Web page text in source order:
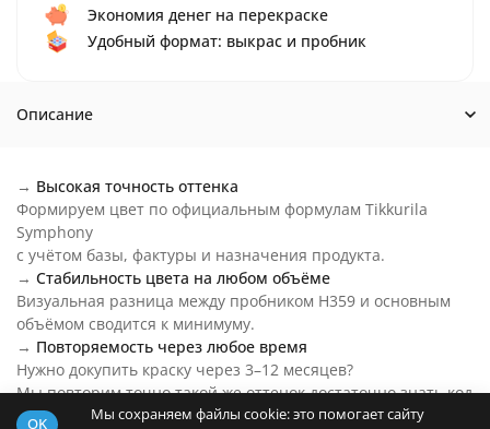
Экономия денег на перекраске
Удобный формат: выкрас и пробник
Описание
→ Высокая точность оттенка
Формируем цвет по официальным формулам Tikkurila
Symphony
с учётом базы, фактуры и назначения продукта.
→ Стабильность цвета на любом объёме
Визуальная разница между пробником H359 и основным
объёмом сводится к минимуму.
→ Повторяемость через любое время
Нужно докупить краску через 3–12 месяцев?
Мы повторим точно такой же оттенок достаточно знать код
цвета.
OK
Мы сохраняем файлы cookie: это помогает сайту